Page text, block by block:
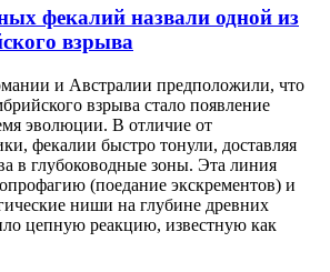
фекалий назвали одной из
взрыва
и Австралии предположили, что
взрыва стало появление
эволюции. В отличие от
фекалии быстро тонули, доставляя
в глубоководные зоны. Эта линия
(поедание экскрементов) и
ниши на глубине древних
цепную реакцию, известную как